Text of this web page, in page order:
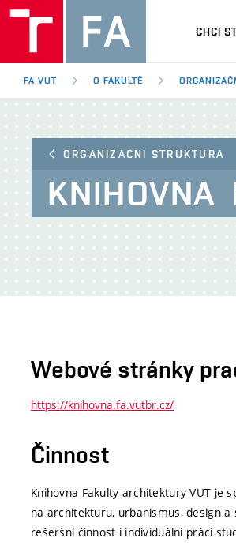
CHCI
FA VUT O FAKULTĚ
ORGANIZAČNÍ STRUKTURA
KNIHOVNA
Webové stránky
https://knihovna.fa.vutbr.cz/
Činnost
Knihovna Fakulty architektury VUT je
na architekturu, urbanismus, design
rešeršní činnost i individuální práci